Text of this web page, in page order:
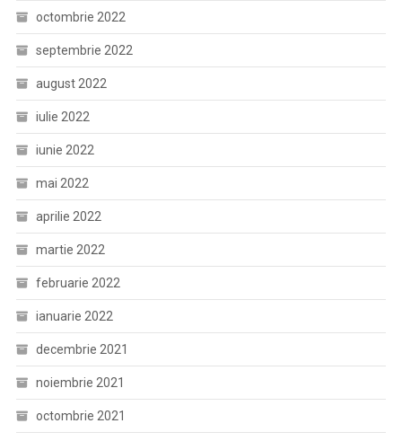
octombrie 2022
septembrie 2022
august 2022
iulie 2022
iunie 2022
mai 2022
aprilie 2022
martie 2022
februarie 2022
ianuarie 2022
decembrie 2021
noiembrie 2021
octombrie 2021